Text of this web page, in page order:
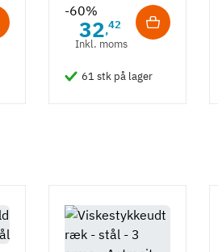
-60%
32,42
Inkl. moms
61 stk på lager